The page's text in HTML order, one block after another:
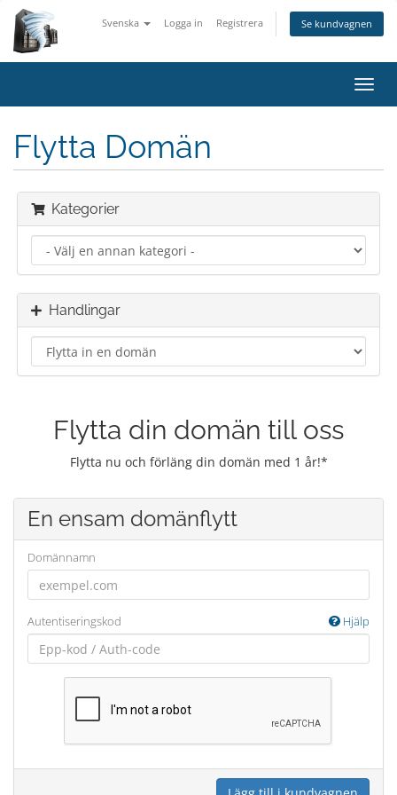
Svenska Logga in Registrera Se kundvagnen
Växla
Flytta Domän
Kategorier
Handlingar
Flytta din domän till oss
Flytta nu och förläng din domän med 1 år!*
En ensam domänflytt
Domännamn
Autentiseringskod Hjälp